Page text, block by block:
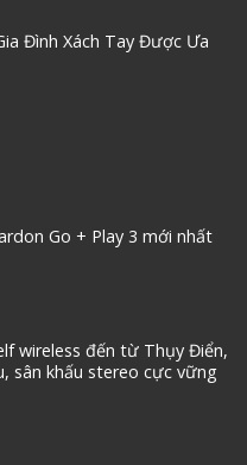
Đình Xách Tay Được Ưa
Go + Play 3 mới nhất
wireless đến từ Thụy Điển,
sân khấu stereo cực vững